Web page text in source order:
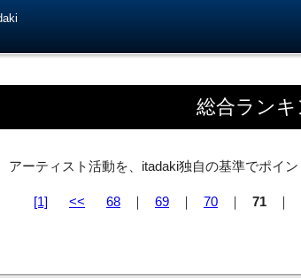
総合ラン
アーティスト活動を、itadaki独自の基準でポイ
[1] << 68 ｜ 69 ｜ 70 ｜ 71 ｜